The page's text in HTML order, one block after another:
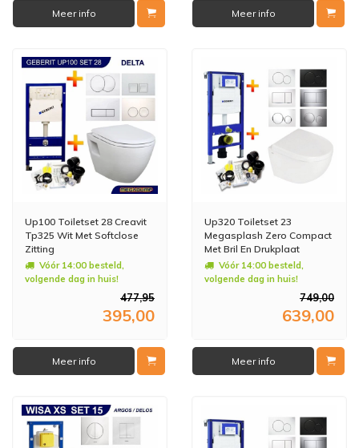
Meer info Meer info
Up100 Toiletset 28 Creavit
Tp325 Wit Met Softclose
Zitting
Vóór 14:00 besteld,
volgende dag in huis!
477,95
395,00
Meer info
Up320 Toiletset 23
Megasplash Zero Compact
Met Bril En Drukplaat
Vóór 14:00 besteld,
volgende dag in huis!
749,00
639,00
Meer info